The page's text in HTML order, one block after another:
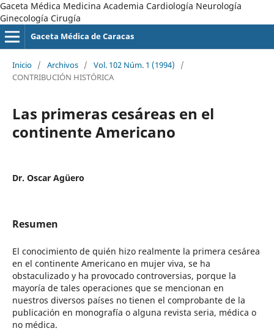
Gaceta Médica Medicina Academia Cardiología Neurología
Ginecología Cirugía
Gaceta Médica de Caracas
Inicio / Archivos / Vol. 102 Núm. 1 (1994)
/
CONTRIBUCIÓN HISTÓRICA
Las primeras cesáreas en el
continente Americano
Dr. Oscar Agüero
Resumen
El conocimiento de quién hizo realmente la primera cesárea
en el continente Americano en mujer viva, se ha
obstaculizado y ha provocado controversias, porque la
mayoría de tales operaciones que se mencionan en
nuestros diversos países no tienen el comprobante de la
publicación en monografía o alguna revista seria, médica o
no médica.